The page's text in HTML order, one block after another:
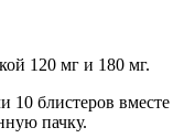
120 мг и 180 мг.
10 блистеров вместе
пачку.